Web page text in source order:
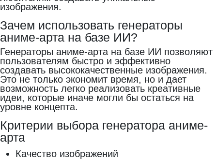
изображения.
Зачем использовать генераторы
аниме-арта на базе ИИ?
Генераторы аниме-арта на базе ИИ позволяют
пользователям быстро и эффективно
создавать высококачественные изображения.
Это не только экономит время, но и дает
возможность легко реализовать креативные
идеи, которые иначе могли бы остаться на
уровне концепта.
Критерии выбора генератора аниме-
арта
Качество изображений